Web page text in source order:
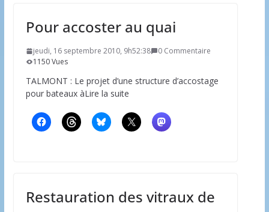
Pour accoster au quai
jeudi, 16 septembre 2010, 9h52:38
0 Commentaire
1150 Vues
TALMONT : Le projet d’une structure d’accostage
pour bateaux àLire la suite
Restauration des vitraux de